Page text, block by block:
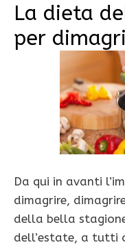
La dieta
per
Da qui in avanti
dimagrire,
della bella
dell’estate, a tutti